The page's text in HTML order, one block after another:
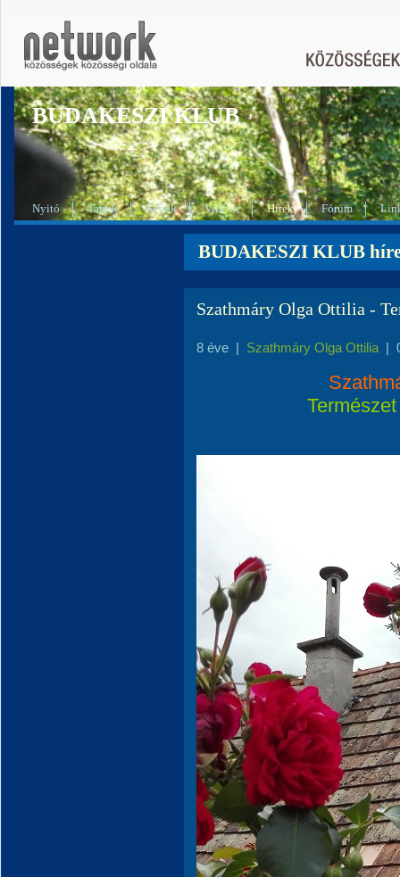
BUDAKESZI KLUB
Nyitó Tagok Képek Videók Hírek Fórum
BUDAKESZI KLUB
Szathmáry Olga Ottilia -
8 éve | Szathmáry Olga Ottilia |